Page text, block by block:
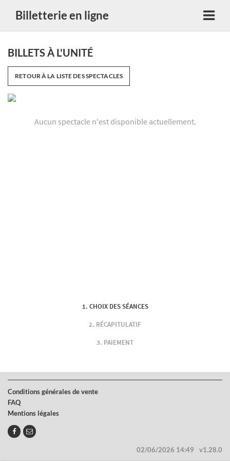
Billetterie en ligne
BILLETS À L'UNITÉ
RETOUR À LA LISTE DES SPECTACLES
Aucun spectacle n'est disponible actuellement.
CHOIX DES SÉANCES
RÉCAPITULATIF
PAIEMENT
Conditions générales de vente
FAQ
Mentions légales
02/06/2026 14:49 v1.28.0